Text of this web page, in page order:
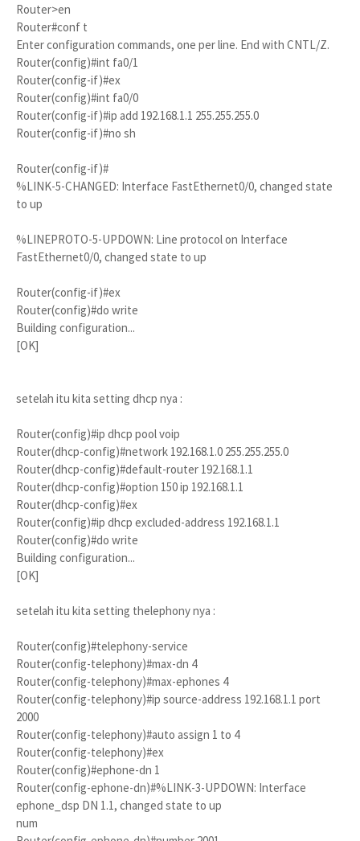
Router>en
Router#conf t
Enter configuration commands, one per line. End with CNTL/Z.
Router(config)#int fa0/1
Router(config-if)#ex
Router(config)#int fa0/0
Router(config-if)#ip add 192.168.1.1 255.255.255.0
Router(config-if)#no sh
Router(config-if)#
%LINK-5-CHANGED: Interface FastEthernet0/0, changed state
to up
%LINEPROTO-5-UPDOWN: Line protocol on Interface
FastEthernet0/0, changed state to up
Router(config-if)#ex
Router(config)#do write
Building configuration...
[OK]
setelah itu kita setting dhcp nya :
Router(config)#ip dhcp pool voip
Router(dhcp-config)#network 192.168.1.0 255.255.255.0
Router(dhcp-config)#default-router 192.168.1.1
Router(dhcp-config)#option 150 ip 192.168.1.1
Router(dhcp-config)#ex
Router(config)#ip dhcp excluded-address 192.168.1.1
Router(config)#do write
Building configuration...
[OK]
setelah itu kita setting thelephony nya :
Router(config)#telephony-service
Router(config-telephony)#max-dn 4
Router(config-telephony)#max-ephones 4
Router(config-telephony)#ip source-address 192.168.1.1 port
2000
Router(config-telephony)#auto assign 1 to 4
Router(config-telephony)#ex
Router(config)#ephone-dn 1
Router(config-ephone-dn)#%LINK-3-UPDOWN: Interface
ephone_dsp DN 1.1, changed state to up
num